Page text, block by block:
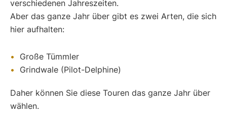
verschiedenen Jahreszeiten.
Aber das ganze Jahr über gibt es zwei Arten, die sich
hier aufhalten:
Große Tümmler
Grindwale (Pilot-Delphine)
Daher können Sie diese Touren das ganze Jahr über
wählen.